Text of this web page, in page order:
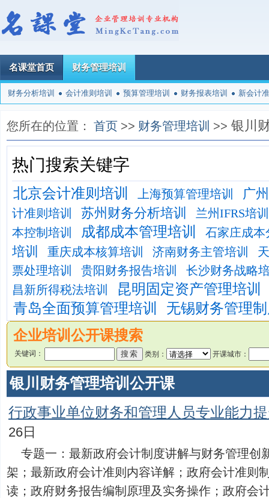
名课堂首页 财务管理培训
财务分析培训 会计准则培训 预算管理培训 财务报表培训 新会计
您所在的位置： 首页 >> 财务管理培训 >> 银川
热门搜索关键字
北京会计准则培训 上海预算管理培训 广
计准则培训 苏州财务分析培训
兰州IFRS培训
本控制培训
成都成本管理培训 石家庄成本
培训 重庆成本核算培训 济南财务主管培训
票处理培训
贵阳财务报告培训
长沙财务战略
昌新所得税法培训
昆明固定资产管理培训
青岛全面预算管理培训
无锡财务管理
企业培训公开课搜索
关键词： 类别： 开课城市：
银川财务管理培训公开课
行政事业单位财务和管理人员专业能力
26日
专题一：最新政府会计制度讲解与财务管理创
架；最新政府会计准则内容详解；政府会计准则
读；政府财务报告编制原理及实务操作；政府会